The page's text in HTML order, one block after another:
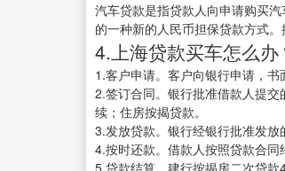
汽车贷款是指贷款人向申请购买
的一种新的人民币担保贷款方式。
4.上海贷款买车怎么
1.客户申请。客户向银行申请，书
2.签订合同。银行批准借款人提
续；住房按揭贷款。
3.发放贷款。银行经银行批准发放
4.按时还款。借款人按照贷款合同